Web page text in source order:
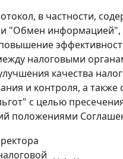
в частности,
"Обмен информацией",
налоговыми
качества
и контроля, а также
с целью
положениями